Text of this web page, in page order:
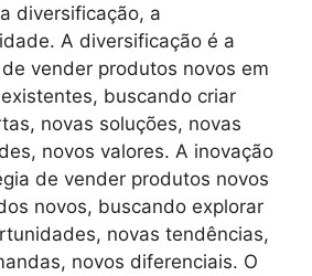
diversificação, a
A diversificação é a
vender produtos novos em
buscando criar
novas soluções, novas
novos valores. A inovação
de vender produtos novos
novos, buscando explorar
novas tendências,
novos diferenciais. O